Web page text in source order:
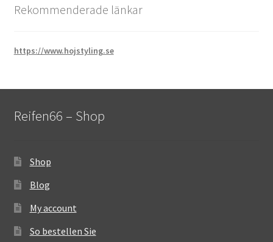
Rekommenderade länkar
https://www.hojstyling.se
Reifen66 – Shop
Shop
Blog
My account
So bestellen Sie